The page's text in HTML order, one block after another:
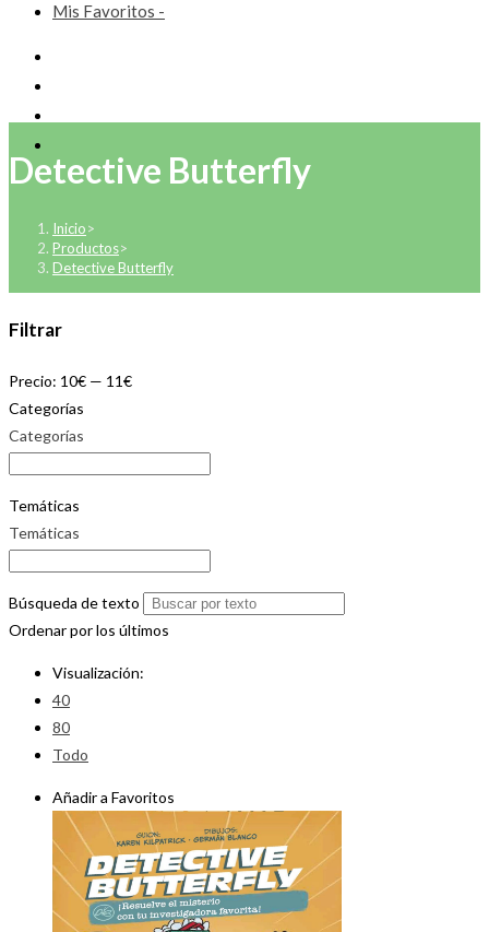
Mis Favoritos -
Detective Butterfly
Inicio>
Productos>
Detective Butterfly
Filtrar
Precio: 10€ — 11€
Categorías
Categorías
Temáticas
Temáticas
Búsqueda de texto
Ordenar por los últimos
Visualización:
40
80
Todo
Añadir a Favoritos